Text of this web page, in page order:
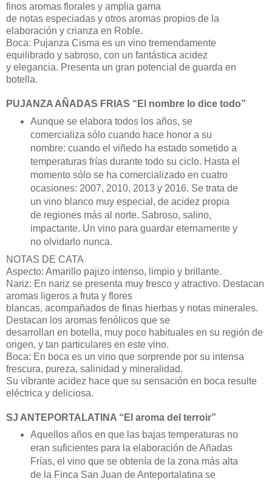
finos aromas florales y amplia gama
de notas especiadas y otros aromas propios de la
elaboración y crianza en Roble.
Boca: Pujanza Cisma es un vino tremendamente
equilibrado y sabroso, con un fantástica acidez
y elegancia. Presenta un gran potencial de guarda en
botella.
PUJANZA AÑADAS FRIAS “El nombre lo dice todo”
Aunque se elabora todos los años, se
comercializa sólo cuando hace honor a su
nombre: cuando el viñedo ha estado sometido a
temperaturas frías durante todo su ciclo. Hasta el
momento sólo se ha comercializado en cuatro
ocasiones: 2007, 2010, 2013 y 2016. Se trata de
un vino blanco muy especial, de acidez propia
de regiones más al norte. Sabroso, salino,
impactante. Un vino para guardar eternamente y
no olvidarlo nunca.
NOTAS DE CATA
Aspecto: Amarillo pajizo intenso, limpio y brillante.
Nariz: En nariz se presenta muy fresco y atractivo. Destacan
aromas ligeros a fruta y flores
blancas, acompañados de finas hierbas y notas minerales.
Destacan los aromas fenólicos que se
desarrollan en botella, muy poco habituales en su región de
origen, y tan particulares en este vino.
Boca: En boca es un vino que sorprende por su intensa
frescura, pureza, salinidad y mineralidad.
Su vibrante acidez hace que su sensación en boca resulte
eléctrica y deliciosa.
SJ ANTEPORTALATINA “El aroma del terroir”
Aquellos años en que las bajas temperaturas no
eran suficientes para la elaboración de Añadas
Frías, el vino que se obtenía de la zona más alta
de la Finca San Juan de Anteportalatina se